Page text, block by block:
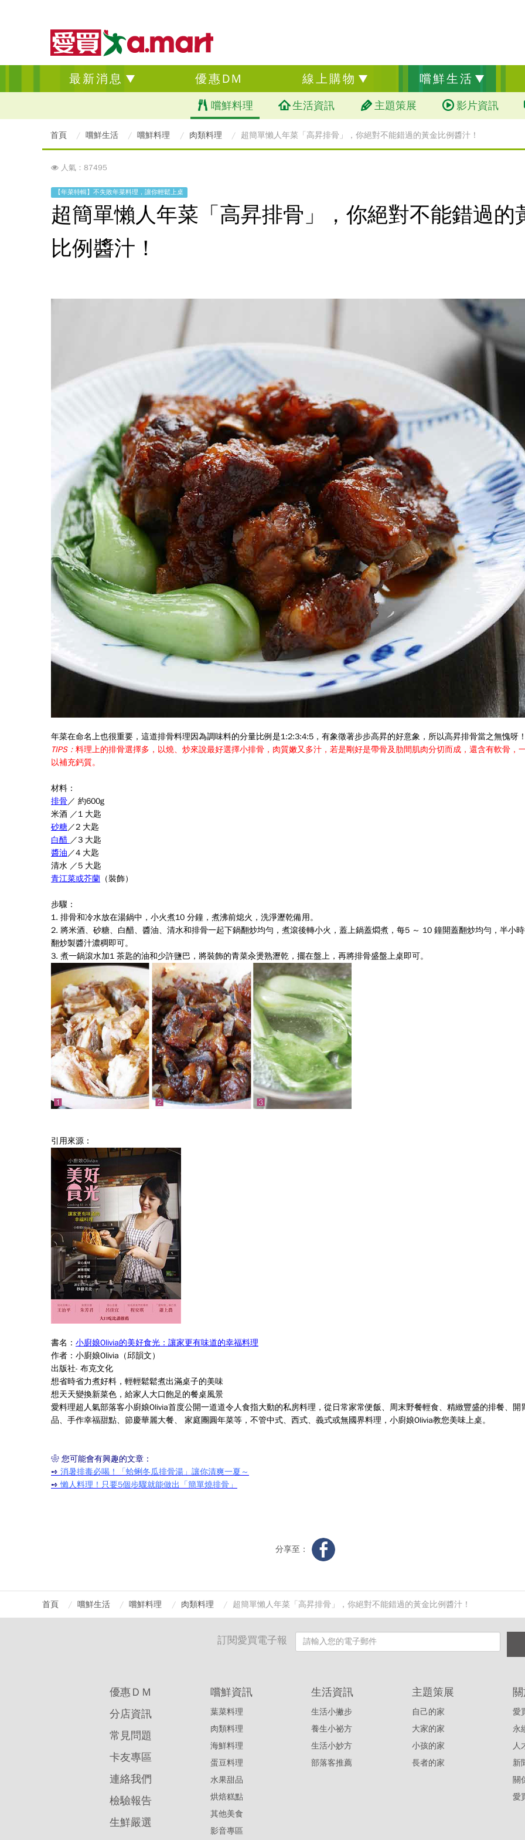
最新消息 優惠DM 線上購物 嚐鮮生活
嚐鮮料理 生活資訊 主題策展 影片資訊
首頁 嚐鮮生活 嚐鮮料理 肉類料理 超簡單懶人年菜「高昇排骨」，你絕對不能錯過的黃金比例醬汁！
人氣：87495
【年菜特輯】不失敗年菜料理，讓你輕鬆上桌
超簡單懶人年菜「高昇排骨」，你絕對不能錯過的
比例醬汁！
年菜在命名上也很重要，這道排骨料理因為調味料的分量比例是1:2:3:4:5，有象徵著步步高昇的好意象，所以高昇排骨當之無愧呀
TIPS： 料理上的排骨選擇多，以燒、炒來說最好選擇小排骨，肉質嫩又多汁，若是剛好是帶骨及肋間肌肉分切而成，還含有軟骨，
以補充鈣質。
材料：
排骨／ 約600g
米酒 ／1 大匙
砂糖／2 大匙
白醋 ／3 大匙
醬油／4 大匙
清水 ／5 大匙
青江菜或芥蘭 （裝飾）
步驟：
1. 排骨和冷水放在湯鍋中，小火煮10 分鐘，煮沸前熄火，洗淨瀝乾備用。
2. 將米酒、砂糖、白醋、醬油、清水和排骨一起下鍋翻炒均勻，煮滾後轉小火，蓋上鍋蓋燜煮，每5 ～ 10 鐘開蓋翻炒均勻，半小
翻炒製醬汁濃稠即可。
3. 煮一鍋滾水加1 茶匙的油和少許鹽巴，將裝飾的青菜汆燙熟瀝乾，擺在盤上，再將排骨盛盤上桌即可。
引用來源：
書名： 小廚娘Olivia的美好食光：讓家更有味道的幸福料理
作者：小廚娘Olivia（邱韻文）
出版社- 布克文化
想省時省力煮好料，輕輕鬆鬆煮出滿桌子的美味
想天天變換新菜色，給家人大口飽足的餐桌風景
愛料理超人氣部落客小廚娘Olivia首度公開一道道令人食指大動的私房料理， 從日常家常便飯、周末野餐輕食、精緻豐盛的排餐、開
品、 手作幸福甜點、節慶華麗大餐、 家庭團圓年菜等， 不管中式、西式、義式或無國界料理，小廚娘Olivia教您美味上桌。
❀ 您可能會有興趣的文章：
➺ 消暑排毒必喝！「蛤蜊冬瓜排骨湯」讓你清爽一夏～
➺ 懶人料理！只要5個步驟就能做出「簡單燒排骨」
分享至：
首頁 嚐鮮生活 嚐鮮料理 肉類料理 超簡單懶人年菜「高昇排骨」，你絕對不能錯過的黃金比例醬汁！
訂閱愛買電子報
優惠ＤＭ
分店資訊
常見問題
卡友專區
連絡我們
檢驗報告
生鮮嚴選
嚐鮮資訊
葉菜料理
肉類料理
海鮮料理
蛋豆料理
水果甜品
烘焙糕點
其他美食
影音專區
生活資訊
生活小撇步
養生小祕方
生活小妙方
部落客推薦
主題策展
自己的家
大家的家
小孩的家
長者的家
愛
永
人
新
關
愛